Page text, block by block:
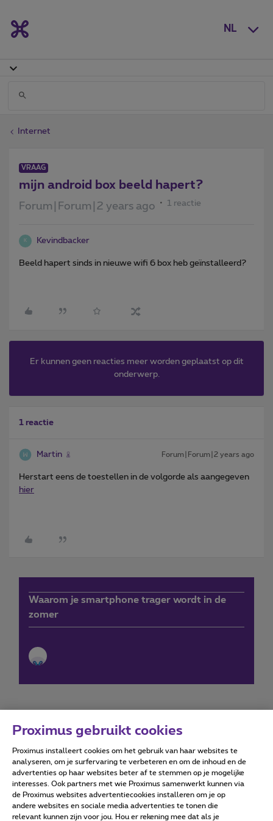
NL
Internet
VRAAG
mijn android box beeld hapert?
Forum|Forum|2 years ago 1 reactie
K Kevindbacker
Beeld hapert sinds in nieuwe wifi 6 box heb geïnstalleerd?
Er kunnen geen reacties meer worden geplaatst op dit
onderwerp.
1 reactie
Martin Forum|Forum|2 years ago
Herstart eens de toestellen in de volgorde als aangegeven
hier
Waarom je smartphone trager wordt in de
zomer
Forumvoorwaarden Accessibility statement
Proximus gebruikt cookies
Proximus installeert cookies om het gebruik van haar websites te
analyseren, om je surfervaring te verbeteren en om de inhoud en de
advertenties op haar websites beter af te stemmen op je mogelijke
interesses. Ook partners met wie Proximus samenwerkt kunnen via
de Proximus websites advertentiecookies installeren om je op
andere websites en sociale media advertenties te tonen die
relevant kunnen zijn voor jou. Hou er rekening mee dat als je